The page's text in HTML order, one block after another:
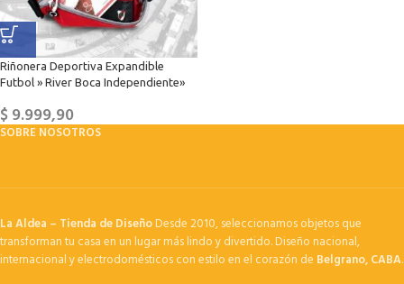
Riñonera Deportiva Expandible
Futbol » River Boca Independiente»
$9.999,90
SOBRE NOSOTROS
La Aldea – Tienda de DiseñoDesde 2010, seleccionamos objetos que
transforman tu casa en un lugar más lindo y divertido. Diseño nacional,
internacional y electrodomésticos con estilo en el corazón de Belgrano, CABA.